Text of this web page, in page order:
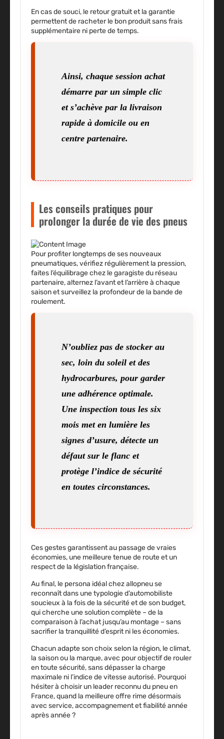
En cas de souci, le retour gratuit et la garantie
permettent de racheter le bon produit sans frais
supplémentaire ni perte de temps.
Ainsi, chaque session achat
démarre par un simple clic
et s’achève par la livraison
rapide à domicile ou en
centre partenaire.
Les conseils pratiques pour
prolonger la durée de vie des pneus
Pour profiter longtemps de ses nouveaux
pneumatiques, vérifiez régulièrement la pression,
faites l’équilibrage chez le garagiste du réseau
partenaire, alternez l’avant et l’arrière à chaque
saison et surveillez la profondeur de la bande de
roulement.
N’oubliez pas de stocker au
sec, loin du soleil et des
hydrocarbures, pour garder
une adhérence optimale.
Une inspection tous les six
mois met en lumière les
signes d’usure, détecte un
défaut sur le flanc et
protège l’indice de sécurité
en toutes circonstances.
Ces gestes garantissent au passage de vraies
économies, une meilleure tenue de route et un
respect de la législation française.
Au final, le persona idéal chez allopneu se
reconnaît dans une typologie d’automobiliste
soucieux à la fois de la sécurité et de son budget,
qui cherche une solution complète – de la
comparaison à l’achat jusqu’au montage – sans
sacrifier la tranquillité d’esprit ni les économies.
Chacun adapte son choix selon la région, le climat,
la saison ou la marque, avec pour objectif de rouler
en toute sécurité, sans dépasser la charge
maximale ni l’indice de vitesse autorisé. Pourquoi
hésiter à choisir un leader reconnu du pneu en
France, quand la meilleure offre rime désormais
avec service, accompagnement et fiabilité année
après année ?